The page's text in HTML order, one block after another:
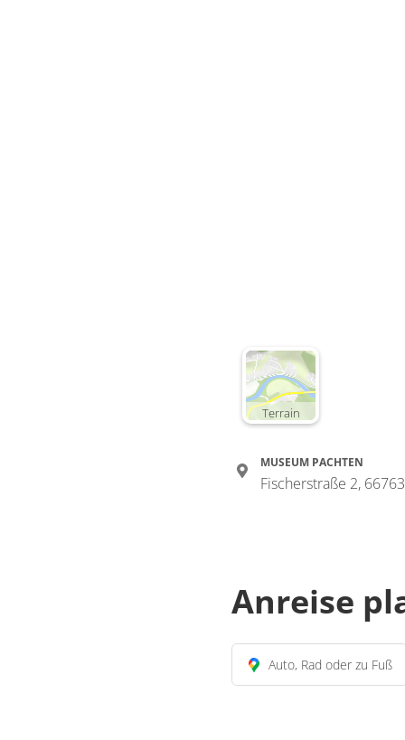
Terrain
MUSEUM PACHTEN
Fischerstraße 2,
Anreise
Auto, Rad oder zu Fuß